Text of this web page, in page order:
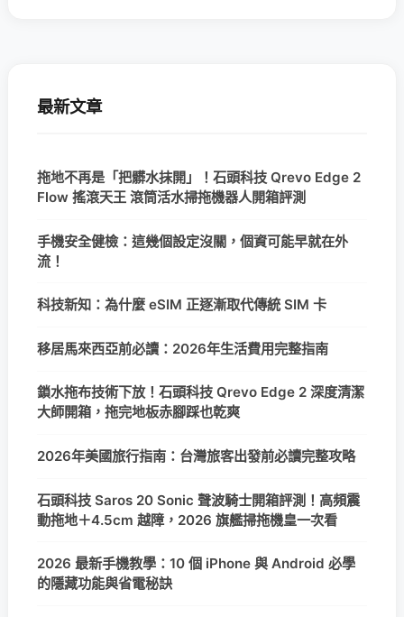
最新文章
拖地不再是「把髒水抹開」！石頭科技 Qrevo Edge 2
Flow 搖滾天王 滾筒活水掃拖機器人開箱評測
手機安全健檢：這幾個設定沒關，個資可能早就在外
流！
科技新知：為什麼 eSIM 正逐漸取代傳統 SIM 卡
移居馬來西亞前必讀：2026年生活費用完整指南
鎖水拖布技術下放！石頭科技 Qrevo Edge 2 深度清潔
大師開箱，拖完地板赤腳踩也乾爽
2026年美國旅行指南：台灣旅客出發前必讀完整攻略
石頭科技 Saros 20 Sonic 聲波騎士開箱評測！高頻震
動拖地＋4.5cm 越障，2026 旗艦掃拖機皇一次看
2026 最新手機教學：10 個 iPhone 與 Android 必學
的隱藏功能與省電秘訣